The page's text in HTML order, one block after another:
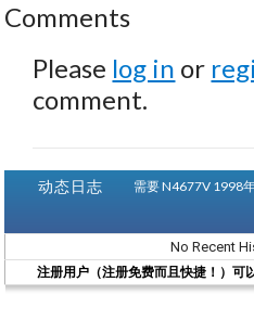
Comments
Please log in or
comment.
动态日志 需要 N4677V 1998
No Recent
注册用户（注册免费而且快捷！）可